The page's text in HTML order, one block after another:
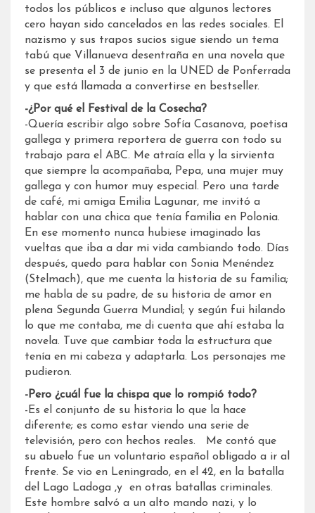
todos los públicos e incluso que algunos lectores
cero hayan sido cancelados en las redes sociales. El
nazismo y sus trapos sucios sigue siendo un tema
tabú que Villanueva desentraña en una novela que
se presenta el 3 de junio en la UNED de Ponferrada
y que está llamada a convertirse en bestseller.
-¿Por qué el Festival de la Cosecha?
-Quería escribir algo sobre Sofía Casanova, poetisa
gallega y primera reportera de guerra con todo su
trabajo para el ABC. Me atraía ella y la sirvienta
que siempre la acompañaba, Pepa, una mujer muy
gallega y con humor muy especial. Pero una tarde
de café, mi amiga Emilia Lagunar, me invitó a
hablar con una chica que tenía familia en Polonia.
En ese momento nunca hubiese imaginado las
vueltas que iba a dar mi vida cambiando todo. Días
después, quedo para hablar con Sonia Menéndez
(Stelmach), que me cuenta la historia de su familia;
me habla de su padre, de su historia de amor en
plena Segunda Guerra Mundial; y según fui hilando
lo que me contaba, me di cuenta que ahí estaba la
novela. Tuve que cambiar toda la estructura que
tenía en mi cabeza y adaptarla. Los personajes me
pudieron.
-Pero ¿cuál fue la chispa que lo rompió todo?
-Es el conjunto de su historia lo que la hace
diferente; es como estar viendo una serie de
televisión, pero con hechos reales. Me contó que
su abuelo fue un voluntario español obligado a ir al
frente. Se vio en Leningrado, en el 42, en la batalla
del Lago Ladoga ,y en otras batallas criminales.
Este hombre salvó a un alto mando nazi, y lo